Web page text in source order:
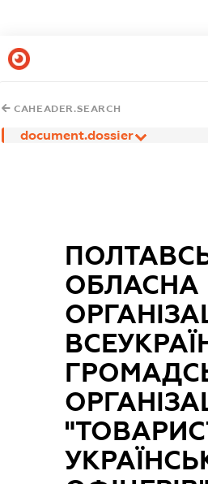
CAHEADER.SEARCH
document.dossier
ОБЛАСНА